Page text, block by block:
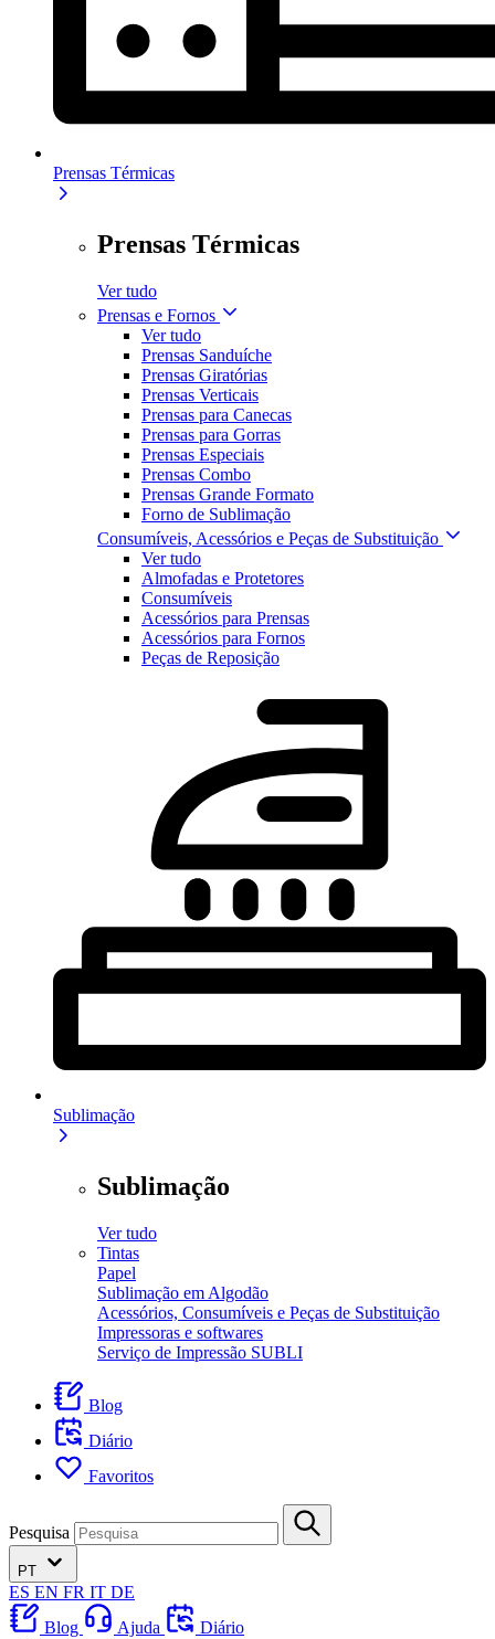
Prensas Térmicas
Prensas Térmicas
Ver tudo
Prensas e Fornos
Ver tudo
Prensas Sanduíche
Prensas Giratórias
Prensas Verticais
Prensas para Canecas
Prensas para Gorras
Prensas Especiais
Prensas Combo
Prensas Grande Formato
Forno de Sublimação
Consumíveis, Acessórios e Peças de Substituição
Ver tudo
Almofadas e Protetores
Consumíveis
Acessórios para Prensas
Acessórios para Fornos
Peças de Reposição
Sublimação
Sublimação
Ver tudo
Tintas
Papel
Sublimação em Algodão
Acessórios, Consumíveis e Peças de Substituição
Impressoras e softwares
Serviço de Impressão SUBLI
Blog
Diário
Favoritos
Pesquisa
PT
ES EN FR IT DE
Blog
Ajuda
Diário